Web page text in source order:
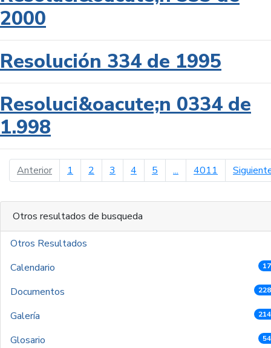
2000
Resolución 334 de 1995
Resoluci&oacute;n 0334 de
1.998
Anteriorpágina anterior
1 2 3 4 5 ... 4011
Otros resultados de busqueda
Otros Resultados
Calendario
Documentos
Galería
Glosario